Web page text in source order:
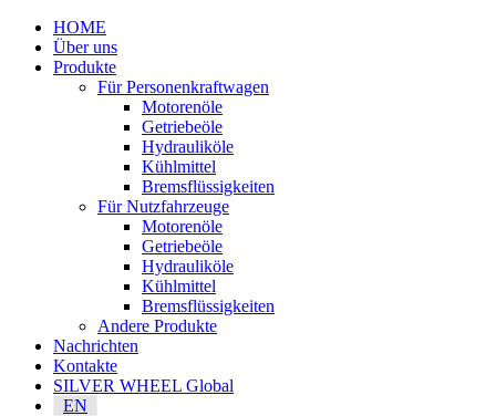
HOME
Über uns
Produkte
Für Personenkraftwagen
Motorenöle
Getriebeöle
Hydrauliköle
Kühlmittel
Bremsflüssigkeiten
Für Nutzfahrzeuge
Motorenöle
Getriebeöle
Hydrauliköle
Kühlmittel
Bremsflüssigkeiten
Andere Produkte
Nachrichten
Kontakte
SILVER WHEEL Global
EN